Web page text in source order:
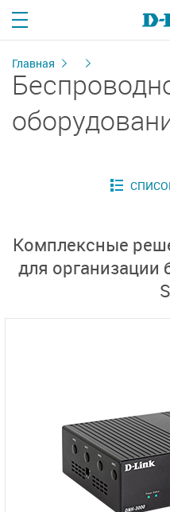
Главная
Комплексные
для организации